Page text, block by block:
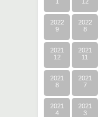
2022
9
2022
8
2021
12
2021
11
2021
8
2021
7
2021
4
2021
3